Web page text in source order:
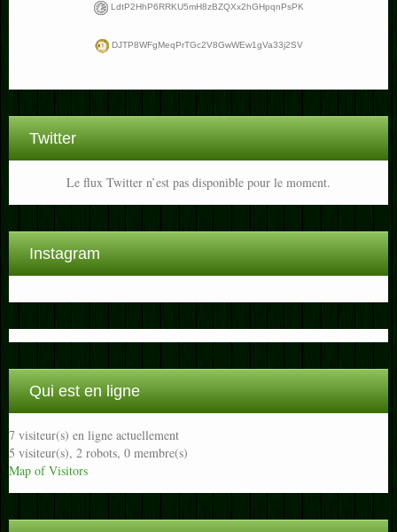
LdtP2HhP6RRKU5mH8zBZQXx2hGHpqnPsPK
DJTP8WFgMeqPrTGc2V8GwWEw1gVa33j2SV
Twitter
Le flux Twitter n’est pas disponible pour le moment.
Instagram
Qui est en ligne
7 visiteur(s) en ligne actuellement
5 visiteur(s), 2 robots, 0 membre(s)
Map of Visitors